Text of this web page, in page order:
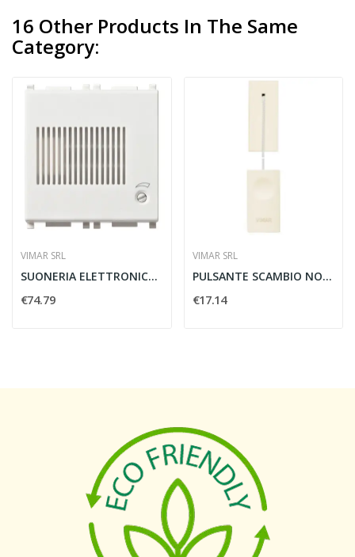
16 Other Products In The Same
Category:
VIMAR SRL
SUONERIA ELETTRONICA 3 FREQUENZE 12V BIANCO -...
€74.79
VIMAR SRL
PULSANTE SCAMBIO NO/NC 10A TIRANTE CANAPA -...
€17.14